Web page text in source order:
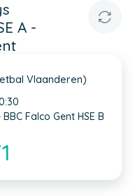
A -
Vlaanderen)
Falco Gent HSE B